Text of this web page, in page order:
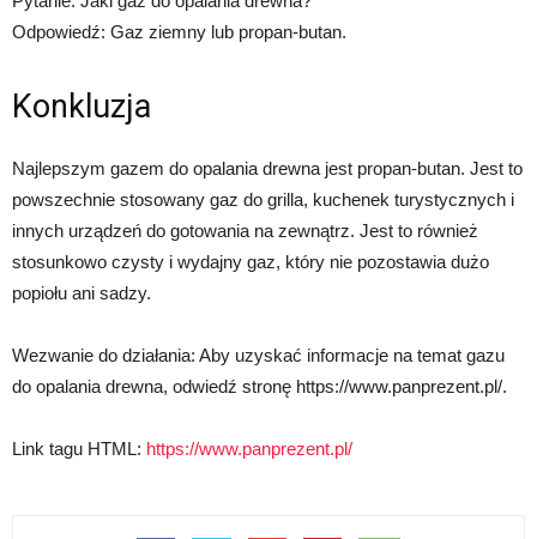
Odpowiedź: Gaz ziemny lub propan-butan.
Konkluzja
Najlepszym gazem do opalania drewna jest propan-butan. Jest to
powszechnie stosowany gaz do grilla, kuchenek turystycznych i
innych urządzeń do gotowania na zewnątrz. Jest to również
stosunkowo czysty i wydajny gaz, który nie pozostawia dużo
popiołu ani sadzy.
Wezwanie do działania: Aby uzyskać informacje na temat gazu
do opalania drewna, odwiedź stronę https://www.panprezent.pl/.
Link tagu HTML: https://www.panprezent.pl/